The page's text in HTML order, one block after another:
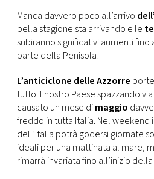
PRINCIPATO
DI
MONACO
CONSIGLIA
Manca davvero poco all’arrivo
bella stagione sta arrivando e le
subiranno significativi aumenti fino
parte della Penisola!
L’anticiclone delle Azzorre
tutto il nostro Paese spazzando
causato un mese dimaggio
freddo in tutta Italia. Nel weekend
dell’Italia potrà godersi giornate
ideali per una mattinata al mare,
rimarrà invariata fino all’inizio